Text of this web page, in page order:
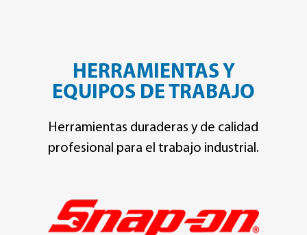
HERRAMIENTAS Y
EQUIPOS DE TRABAJO
Herramientas duraderas y de calidad
profesional para el trabajo industrial.